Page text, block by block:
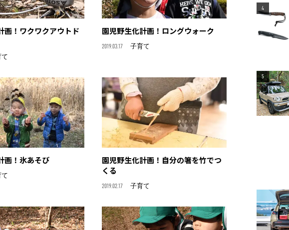
画！ワクワクアウトド
て
園児野生化計画！ロングウォーク
2019.03.17 子育て
画！氷あそび
て
園児野生化計画！自分の箸を竹でつ
くる
2019.02.17 子育て
4
5